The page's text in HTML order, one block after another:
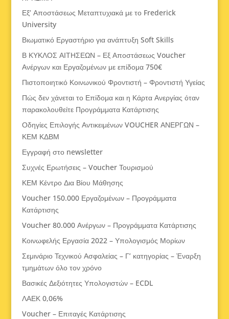
Εξ’ Αποστάσεως Μεταπτυχιακά με το Frederick
University
Βιωματικό Εργαστήριο για ανάπτυξη Soft Skills
Β ΚΥΚΛΟΣ ΑΙΤΗΣΕΩΝ – Εξ Αποστάσεως Voucher
Ανέργων και Εργαζομένων με επίδομα 750€
Πιστοποιητικό Κοινωνικού Φροντιστή – Φροντιστή Υγείας
Πώς δεν χάνεται το Επίδομα και η Κάρτα Ανεργίας όταν
παρακολουθείτε Προγράμματα Κατάρτισης
Οδηγίες Επιλογής Αντικειμένων VOUCHER ΑΝΕΡΓΩΝ –
ΚΕΜ ΚΔΒΜ
Εγγραφή στο newsletter
Συχνές Ερωτήσεις – Voucher Τουρισμού
ΚΕΜ Κέντρο Δια Βίου Μάθησης
Voucher 150.000 Εργαζομένων – Προγράμματα
Κατάρτισης
Voucher 80.000 Ανέργων – Προγράμματα Κατάρτισης
Κοινωφελής Εργασία 2022 – Υπολογισμός Μορίων
Σεμινάριο Τεχνικού Ασφαλείας – Γ’ κατηγορίας – Έναρξη
τμημάτων όλο τον χρόνο
Βασικές Δεξιότητες Υπολογιστών – ECDL
ΛΑΕΚ 0,06%
Voucher – Επιταγές Κατάρτισης